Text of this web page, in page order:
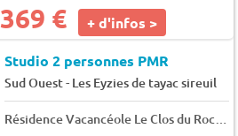
369 € + d'infos >
Studio 2 personnes PMR
Sud Ouest- Les Eyzies de tayac sireuil
Résidence Vacancéole Le Clos du Rocher